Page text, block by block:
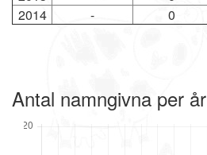
2014
- 0
Antal namngivna per år